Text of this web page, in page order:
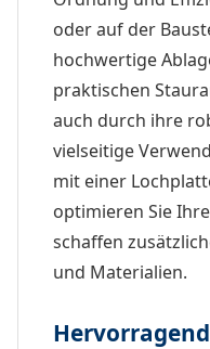
oder auf der
hochwertige
praktischen
auch durch ihre
vielseitige
mit einer
optimieren Sie
schaffen
und Materialien.